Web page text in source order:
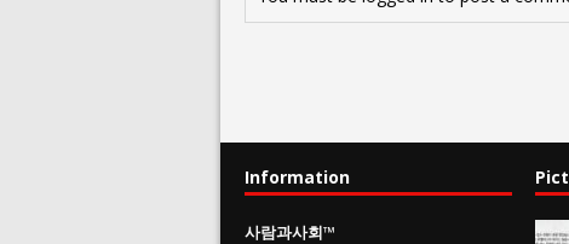
Information
사람과사회™